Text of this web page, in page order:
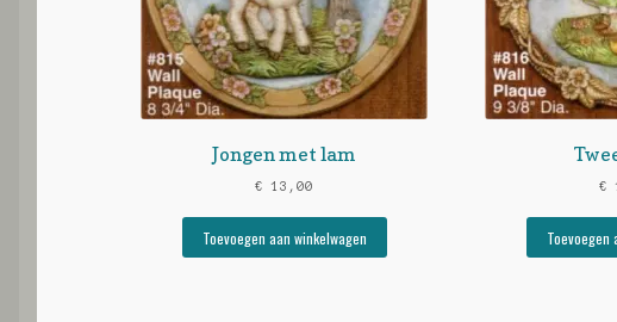
Jongen met lam
€ 13,00
Toevoegen aan winkelwagen
€
Toevoegen